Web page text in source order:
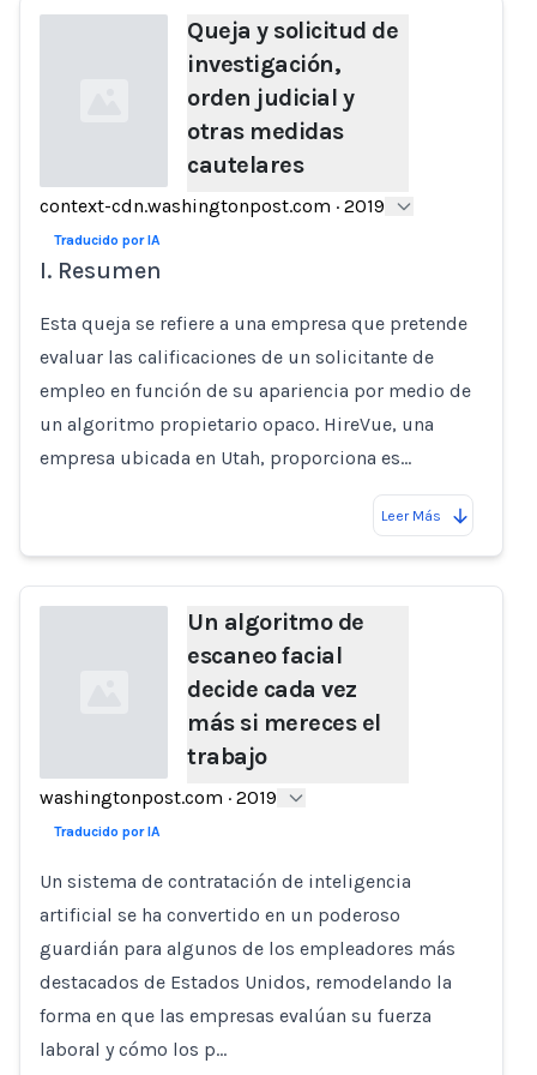
Loading...
Queja y solicitud de
investigación,
orden judicial y
otras medidas
cautelares
context-cdn.washingtonpost.com · 2019
Traducido por IA
I. Resumen
Esta queja se refiere a una empresa que pretende
evaluar las calificaciones de un solicitante de
empleo en función de su apariencia por medio de
un algoritmo propietario opaco. HireVue, una
empresa ubicada en Utah, proporciona es…
Leer Más
Loading...
Un algoritmo de
escaneo facial
decide cada vez
más si mereces el
trabajo
washingtonpost.com · 2019
Traducido por IA
Un sistema de contratación de inteligencia
artificial se ha convertido en un poderoso
guardián para algunos de los empleadores más
destacados de Estados Unidos, remodelando la
forma en que las empresas evalúan su fuerza
laboral y cómo los p…